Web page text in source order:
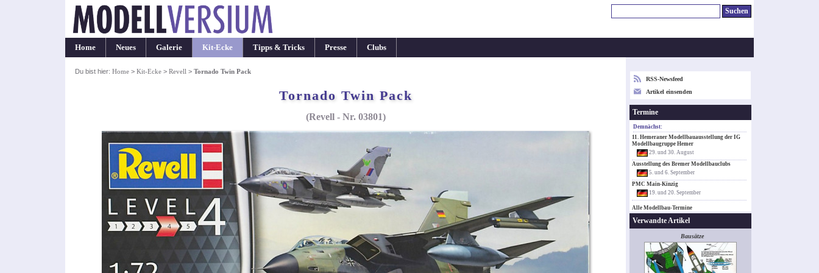
Home Neues Galerie Kit-Ecke Tipps & Tricks Presse Clubs
Du bist hier: Home> Kit-Ecke> Revell > Tornado Twin Pack
Tornado Twin Pack
(Revell - Nr. 03801)
RSS-Newsfeed
Artikel einsenden
Termine
Demnächst:
11. Hemeraner Modellbauausstellung der IG
Modellbaugruppe Hemer
29. und 30. August
Ausstellung des Bremer Modellbauclubs
5. und 6. September
PMC Main-Kinzig
19. und 20. September
Alle Modellbau-Termine
Verwandte Artikel
Bausätze